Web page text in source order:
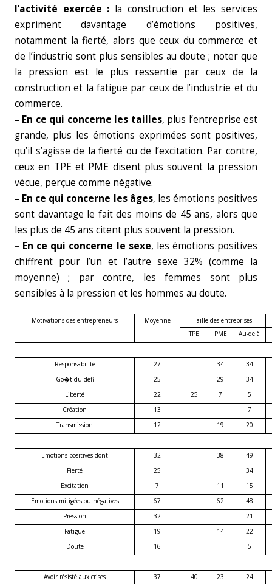
l’activité exercée : la construction et les services
expriment davantage d’émotions positives,
notamment la fierté, alors que ceux du commerce et
de l’industrie sont plus sensibles au doute ; noter que
la pression est le plus ressentie par ceux de la
construction et la fatigue par ceux de l’industrie et du
commerce.
– En ce qui concerne les tailles, plus l’entreprise est
grande, plus les émotions exprimées sont positives,
qu’il s’agisse de la fierté ou de l’excitation. Par contre,
ceux en TPE et PME disent plus souvent la pression
vécue, perçue comme négative.
– En ce qui concerne les âges, les émotions positives
sont davantage le fait des moins de 45 ans, alors que
les plus de 45 ans citent plus souvent la pression.
– En ce qui concerne le sexe, les émotions positives
chiffrent pour l’un et l’autre sexe 32% (comme la
moyenne) ; par contre, les femmes sont plus
sensibles à la pression et les hommes au doute.
Motivations des entrepreneurs Moyenne
Taille des entreprises
TPE
PME Au-delà
Responsabilité 27 34
34
Go�t du défi
25 29
34
Liberté
22 25 7
5
Création
13
7
Transmission
12 19 20
Emotions positives dont 32 38
49
Fierté
25
34
Excitation
7 11
15
Emotions mitigées ou négatives
67 62
48
Pression
32
21
Fatigue
19 14
22
Doute
16 5
Avoir résisté aux crises 37 40 23 24